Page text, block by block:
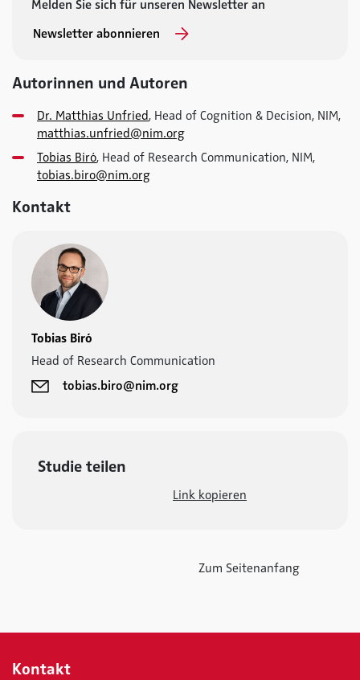
Melden Sie sich für unseren Newsletter an
Newsletter abonnieren
Autorinnen und Autoren
Dr. Matthias Unfried, Head of Cognition & Decision, NIM,
matthias.unfried@nim.org
Tobias Biró, Head of Research Communication, NIM,
tobias.biro@nim.org
Kontakt
Tobias Biró
Head of Research Communication
tobias.biro@nim.org
Studie teilen
Link kopieren
Zum Seitenanfang
Kontakt